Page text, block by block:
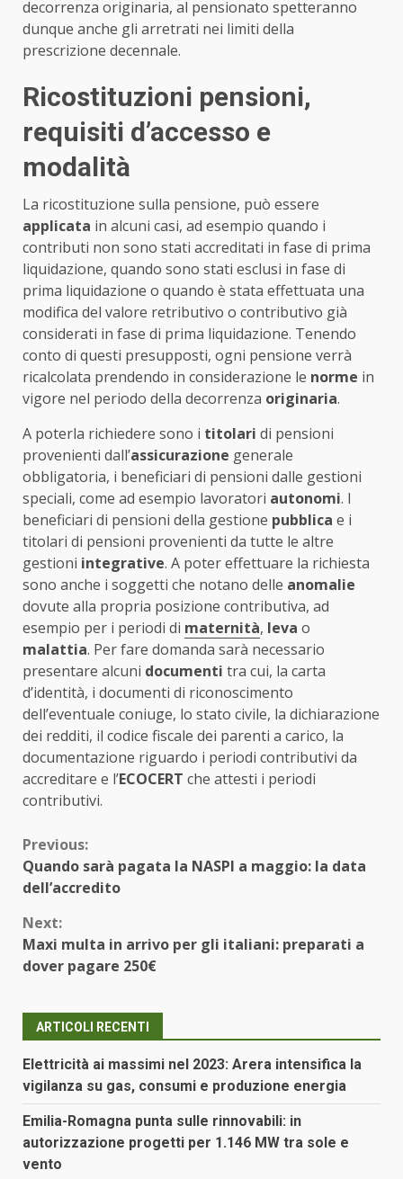
decorrenza originaria, al pensionato spetteranno
dunque anche gli arretrati nei limiti della
prescrizione decennale.
Ricostituzioni pensioni,
requisiti d’accesso e
modalità
La ricostituzione sulla pensione, può essere
applicata in alcuni casi, ad esempio quando i
contributi non sono stati accreditati in fase di prima
liquidazione, quando sono stati esclusi in fase di
prima liquidazione o quando è stata effettuata una
modifica del valore retributivo o contributivo già
considerati in fase di prima liquidazione. Tenendo
conto di questi presupposti, ogni pensione verrà
ricalcolata prendendo in considerazione le norme in
vigore nel periodo della decorrenza originaria.
A poterla richiedere sono i titolari di pensioni
provenienti dall’assicurazione generale
obbligatoria, i beneficiari di pensioni dalle gestioni
speciali, come ad esempio lavoratori autonomi. I
beneficiari di pensioni della gestione pubblica e i
titolari di pensioni provenienti da tutte le altre
gestioni integrative. A poter effettuare la richiesta
sono anche i soggetti che notano delle anomalie
dovute alla propria posizione contributiva, ad
esempio per i periodi di maternità, leva o
malattia. Per fare domanda sarà necessario
presentare alcuni documenti tra cui, la carta
d’identità, i documenti di riconoscimento
dell’eventuale coniuge, lo stato civile, la dichiarazione
dei redditi, il codice fiscale dei parenti a carico, la
documentazione riguardo i periodi contributivi da
accreditare e l’ECOCERT che attesti i periodi
contributivi.
Continue
Reading
Previous:
Quando sarà pagata la NASPI a maggio: la data
dell’accredito
Next:
Maxi multa in arrivo per gli italiani: preparati a
dover pagare 250€
ARTICOLI RECENTI
Elettricità ai massimi nel 2023: Arera intensifica la
vigilanza su gas, consumi e produzione energia
Emilia-Romagna punta sulle rinnovabili: in
autorizzazione progetti per 1.146 MW tra sole e
vento